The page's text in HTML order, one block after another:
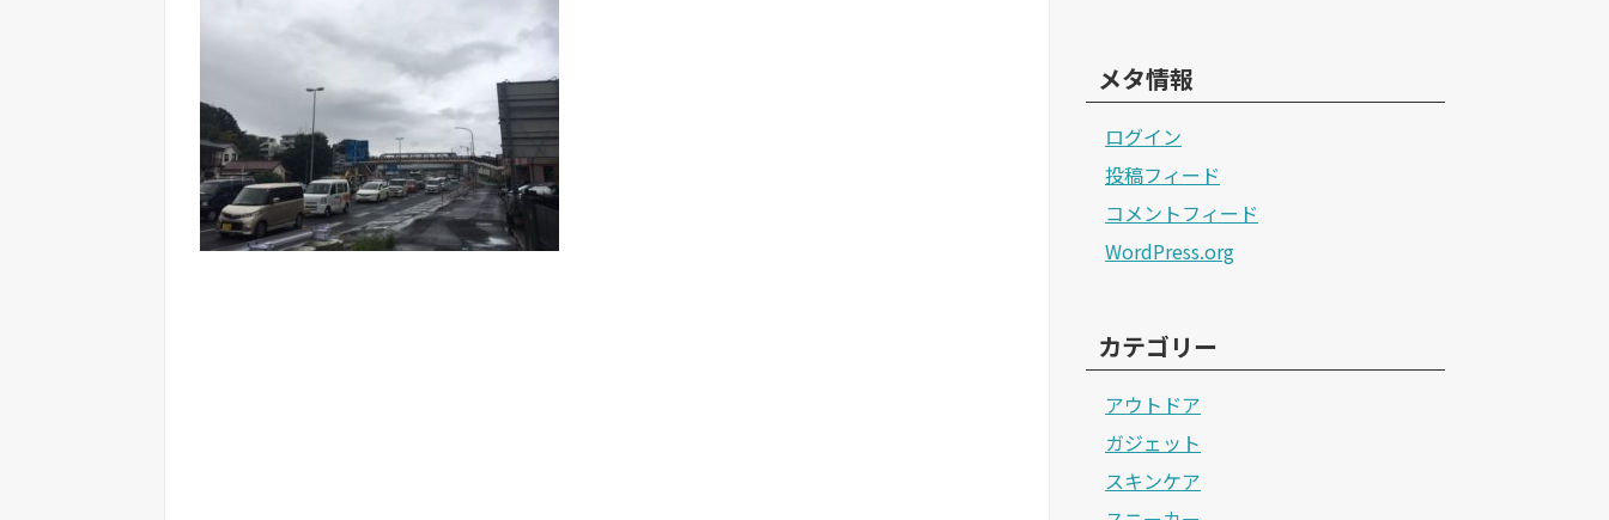
メタ情報
ログイン
投稿フィード
コメントフィード
WordPress.org
カテゴリー
アウトドア
ガジェット
スキンケア